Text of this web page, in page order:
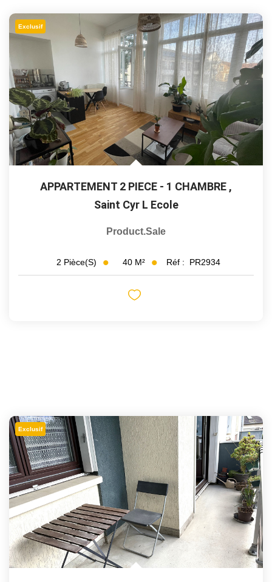
Exclusif
APPARTEMENT 2 PIECE - 1 CHAMBRE ,
Saint Cyr L Ecole
Product.sale
2 Pièce(s) 40 M² Réf : PR2934
Exclusif